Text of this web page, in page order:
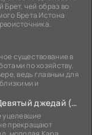
Брет, чей образ во
Брета Истона
существование в
по хозяйству.
ведь главным для
и
Звёздные войны: Видения. Девятый джедай (2026)
уцелевшие
прекращают